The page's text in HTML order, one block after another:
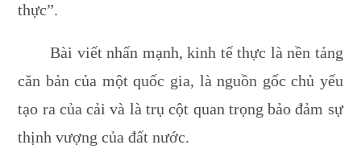
thực”.
Bài viết nhấn mạnh, kinh tế thực là nền tảng
căn bản của một quốc gia, là nguồn gốc chủ yếu
tạo ra của cải và là trụ cột quan trọng bảo đảm sự
thịnh vượng của đất nước.